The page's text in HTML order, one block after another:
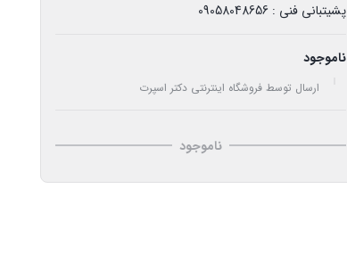
پشیتبانی فنی : 09058048656
ناموجود
ارسال توسط فروشگاه اینترنتی دکتر اسپرت
ناموجود